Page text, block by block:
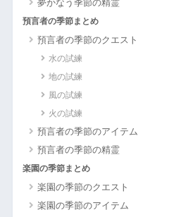
夢かなう季節の精霊
預言者の季節まとめ
預言者の季節のクエスト
水の試練
地の試練
風の試練
火の試練
預言者の季節のアイテム
預言者の季節の精霊
楽園の季節まとめ
楽園の季節のクエスト
楽園の季節のアイテム